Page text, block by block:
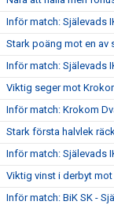
Inför match: Själevads
Stark poäng mot en av
Inför match: Själevads
Viktig seger mot
Inför match: Krokom
Stark första halvlek
Inför match: Själevads
Viktig vinst i derbyt mot
Inför match: BiK SK -